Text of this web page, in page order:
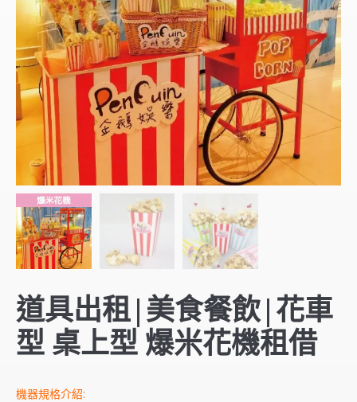
道具出租|美食餐飲|花車
型 桌上型 爆米花機租借
機器規格介紹: